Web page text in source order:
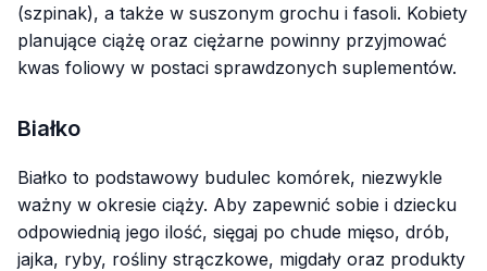
(szpinak), a także w suszonym grochu i fasoli. Kobiety
planujące ciążę oraz ciężarne powinny przyjmować
kwas foliowy w postaci sprawdzonych suplementów.
Białko
Białko to podstawowy budulec komórek, niezwykle
ważny w okresie ciąży. Aby zapewnić sobie i dziecku
odpowiednią jego ilość, sięgaj po chude mięso, drób,
jajka, ryby, rośliny strączkowe, migdały oraz produkty